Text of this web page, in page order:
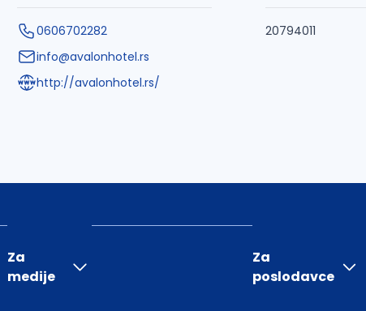
0606702282
info@avalonhotel.rs
http://avalonhotel.rs/
20794011
Za
medije
Za
poslodavce